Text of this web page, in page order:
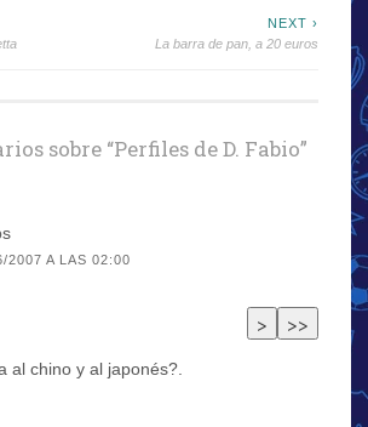
NEXT ›
La barra de pan, a 20 euros
sobre “Perfiles de D. Fabio”
2007 A LAS 02:00
al chino y al japonés?.